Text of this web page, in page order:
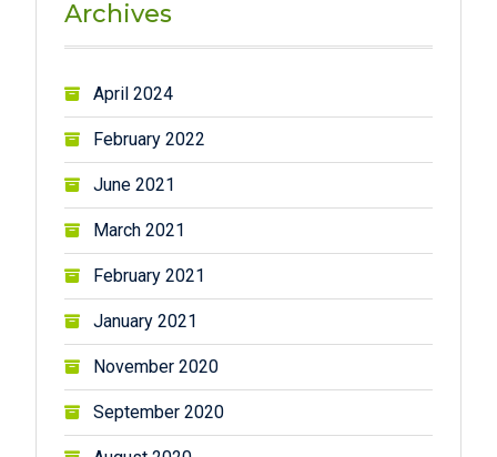
Archives
April 2024
February 2022
June 2021
March 2021
February 2021
January 2021
November 2020
September 2020